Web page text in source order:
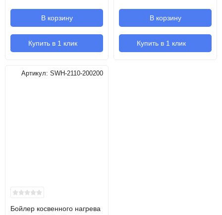
В корзину
Купить в 1 клик
В корзину
Купить в 1 клик
Артикул: SWH-2110-200200
Бойлер косвенного нагрева